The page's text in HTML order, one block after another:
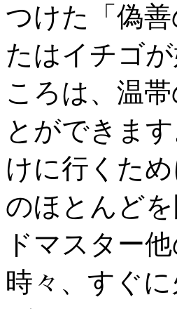
つけた「偽
たはイチゴ
ころは、温
とができま
けに行くた
のほとんど
ドマスター
時々、すぐ